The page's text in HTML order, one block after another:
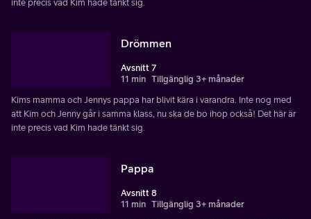
inte precis vad Kim hade tänkt sig.
Drömmen
Avsnitt 7
11 min Tillgänglig 3+ månader
Kims mamma och Jennys pappa har blivit kära i varandra. Inte nog med
att Kim och Jenny går i samma klass, nu ska de bo ihop också! Det här är
inte precis vad Kim hade tänkt sig.
Pappa
Avsnitt 8
11 min Tillgänglig 3+ månader